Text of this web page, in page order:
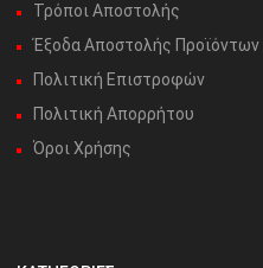
Τρόποι Αποστολής
Έξοδα Αποστολής Προϊόντων
Πολιτική Επιστροφών
Πολιτική Απορρήτου
Όροι Χρήσης